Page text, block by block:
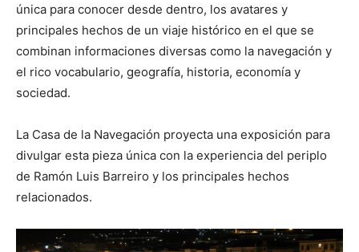
única para conocer desde dentro, los avatares y
principales hechos de un viaje histórico en el que se
combinan informaciones diversas como la navegación y
el rico vocabulario, geografía, historia, economía y
sociedad.
La Casa de la Navegación proyecta una exposición para
divulgar esta pieza única con la experiencia del periplo
de Ramón Luis Barreiro y los principales hechos
relacionados.